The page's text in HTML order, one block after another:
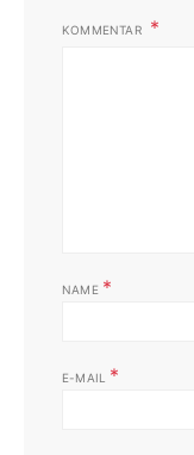
KOMMENTAR
NAME *
E-MAIL *